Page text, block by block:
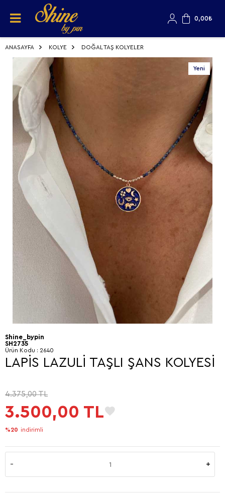
0,00₺
ANASAYFA KOLYE DOĞAL TAŞ KOLYELER
Yeni
Shine_bypin
SH2735
Ürün Kodu : 2640
LAPİS LAZULİ TAŞLI ŞANS KOLYESİ
4.375,00TL
3.500,00 TL
%20 indirimli